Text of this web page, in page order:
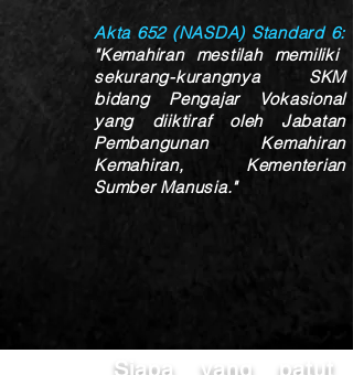
Akta 652 (NASDA) Standard 6:
"Kemahiran mestilah memiliki
sekurang-kurangnya SKM
bidang Pengajar Vokasional
yang diiktiraf oleh
Jabatan
Pembangunan Kemahiran
Kemahiran, Kementerian
Sumber Manusia."
Siapa yang patut